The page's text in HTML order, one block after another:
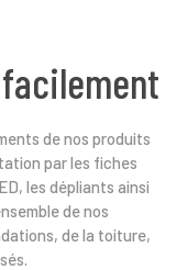
de nos produits
par les fiches
les dépliants ainsi
de nos
de la toiture,